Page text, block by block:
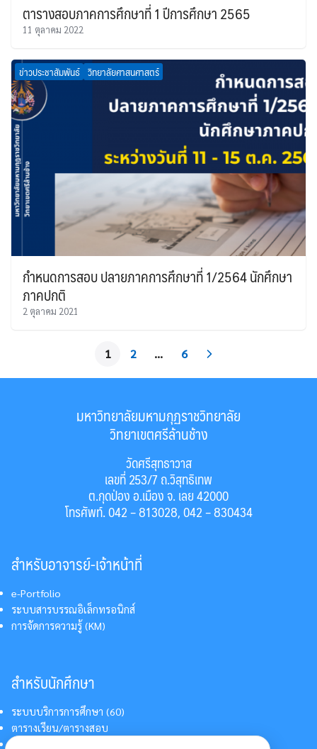
ตารางสอบภาคการศึกษาที่ 1 ปีการศึกษา 2565
11 ตุลาคม 2022
ข่าวประชาสัมพันธ์ วิทยาลัยศาสนศาสตร์
กำหนดการสอบ ปลายภาคการศึกษาที่ 1/2564 นักศึกษา
ภาคปกติ
2 ตุลาคม 2021
1 2 … 6
มหาวิทยาลัยมหามกุฏราชวิทยาลัย
วิทยาเขตศรีล้านช้าง
วัดศรีสุทธาวาส
เลขที่ 253/7 ถ.วิสุทธิเทพ
ต.กุดป่อง อ.เมือง จ. เลย 42000
โทรศัพท์. 042 – 813028, 042 – 830434
สำหรับอาจารย์-เจ้าหน้าที่
e-Portfolio
ระบบสารบรรณอิเล็กทรอนิกส์
การจัดการความรู้ (KM)
สำหรับนักศึกษา
ระบบบริการการศึกษา (60)
ตารางเรียน/ตารางสอบ